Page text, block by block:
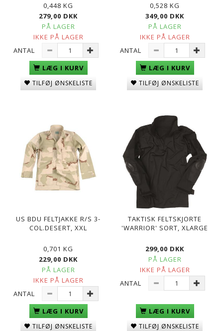
0,448 KG
279,00 DKK
PÅ LAGER
IKKE PÅ LAGER
ANTAL
LÆG I KURV
TILFØJ ØNSKELISTE
0,528 KG
349,00 DKK
PÅ LAGER
IKKE PÅ LAGER
ANTAL
LÆG I KURV
TILFØJ ØNSKELISTE
US BDU FELTJAKKE R/S 3-
COL.DESERT, XXL
0,701 KG
229,00 DKK
PÅ LAGER
IKKE PÅ LAGER
ANTAL
LÆG I KURV
TILFØJ ØNSKELISTE
TAKTISK FELTSKJORTE
'WARRIOR' SORT, XLARGE
299,00 DKK
PÅ LAGER
IKKE PÅ LAGER
ANTAL
LÆG I KURV
TILFØJ ØNSKELISTE